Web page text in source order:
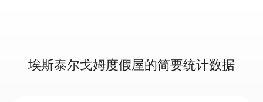
埃斯泰尔戈姆度假屋的简要统计数据